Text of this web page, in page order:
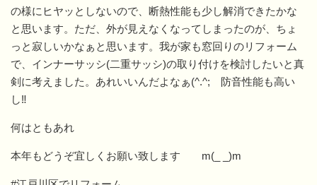
の様にヒヤッとしないので、断熱性能も少し解消できたかな
と思います。ただ、外が見えなくなってしまったのが、ちょ
っと寂しいかなぁと思います。我が家も窓回りのリフォーム
で、インナーサッシ(二重サッシ)の取り付けを検討したいと真
剣に考えました。あれいいんだよなぁ(^.^; 防音性能も高い
し‼
何はともあれ
本年もどうぞ宜しくお願い致します m(_ _)m